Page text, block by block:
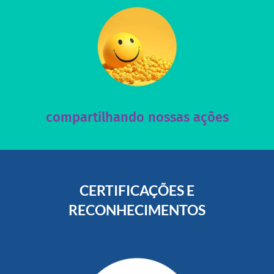
compartilhando nossas ações
Acesse nossas redes sociais e nos ajude compartilhando
nossos posts e nosso site!
acesse nosso instagram
CERTIFICAÇÕES E
RECONHECIMENTOS